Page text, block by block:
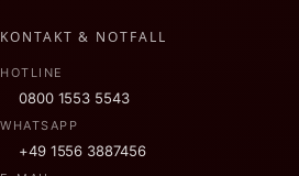
KONTAKT & NOTFALL
HOTLINE
0800 1553 5543
WHATSAPP
+49 1556 3887456